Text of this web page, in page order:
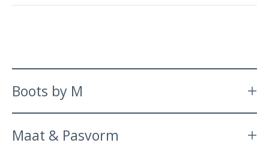
Boots by M
Maat & Pasvorm